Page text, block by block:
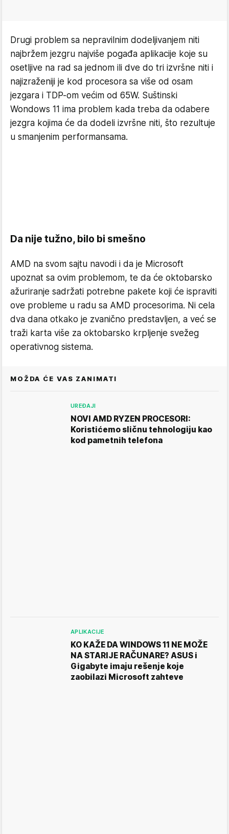
Drugi problem sa nepravilnim dodeljivanjem niti
najbržem jezgru najviše pogađa aplikacije koje su
osetljive na rad sa jednom ili dve do tri izvršne niti i
najizraženiji je kod procesora sa više od osam
jezgara i TDP-om većim od 65W. Suštinski
Wondows 11 ima problem kada treba da odabere
jezgra kojima će da dodeli izvršne niti, što rezultuje
u smanjenim performansama.
Da nije tužno, bilo bi smešno
AMD na svom sajtu navodi i da je Microsoft
upoznat sa ovim problemom, te da će oktobarsko
ažuriranje sadržati potrebne pakete koji će ispraviti
ove probleme u radu sa AMD procesorima. Ni cela
dva dana otkako je zvanično predstavljen, a već se
traži karta više za oktobarsko krpljenje svežeg
operativnog sistema.
MOŽDA ĆE VAS ZANIMATI
UREĐAJI
NOVI AMD RYZEN PROCESORI:
Koristićemo sličnu tehnologiju kao
kod pametnih telefona
APLIKACIJE
KO KAŽE DA WINDOWS 11 NE MOŽE
NA STARIJE RAČUNARE? ASUS i
Gigabyte imaju rešenje koje
zaobilazi Microsoft zahteve